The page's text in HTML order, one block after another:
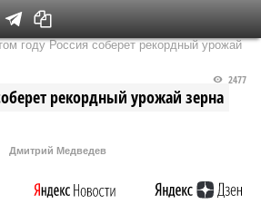
Федеральный выпуск
году Россия соберет рекордный урожай
рекордный урожай зерна
2477
Дмитрий Медведев